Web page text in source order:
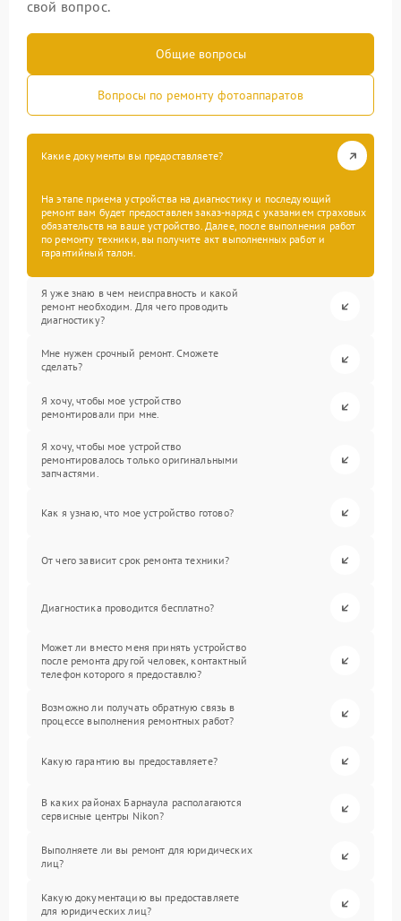
свой вопрос.
Общие вопросы
Вопросы по ремонту фотоаппаратов
Какие документы вы предоставляете?
На этапе приема устройства на диагностику и последующий
ремонт вам будет предоставлен заказ-наряд с указанием страховых
обязательств на ваше устройство. Далее, после выполнения работ
по ремонту техники, вы получите акт выполненных работ и
гарантийный талон.
Я уже знаю в чем неисправность и какой
ремонт необходим. Для чего проводить
диагностику?
Мне нужен срочный ремонт. Сможете
сделать?
Я хочу, чтобы мое устройство
ремонтировали при мне.
Я хочу, чтобы мое устройство
ремонтировалось только оригинальными
запчастями.
Как я узнаю, что мое устройство готово?
От чего зависит срок ремонта техники?
Диагностика проводится бесплатно?
Может ли вместо меня принять устройство
после ремонта другой человек, контактный
телефон которого я предоставлю?
Возможно ли получать обратную связь в
процессе выполнения ремонтных работ?
Какую гарантию вы предоставляете?
В каких районах Барнаула располагаются
сервисные центры Nikon?
Выполняете ли вы ремонт для юридических
лиц?
Какую документацию вы предоставляете
для юридических лиц?